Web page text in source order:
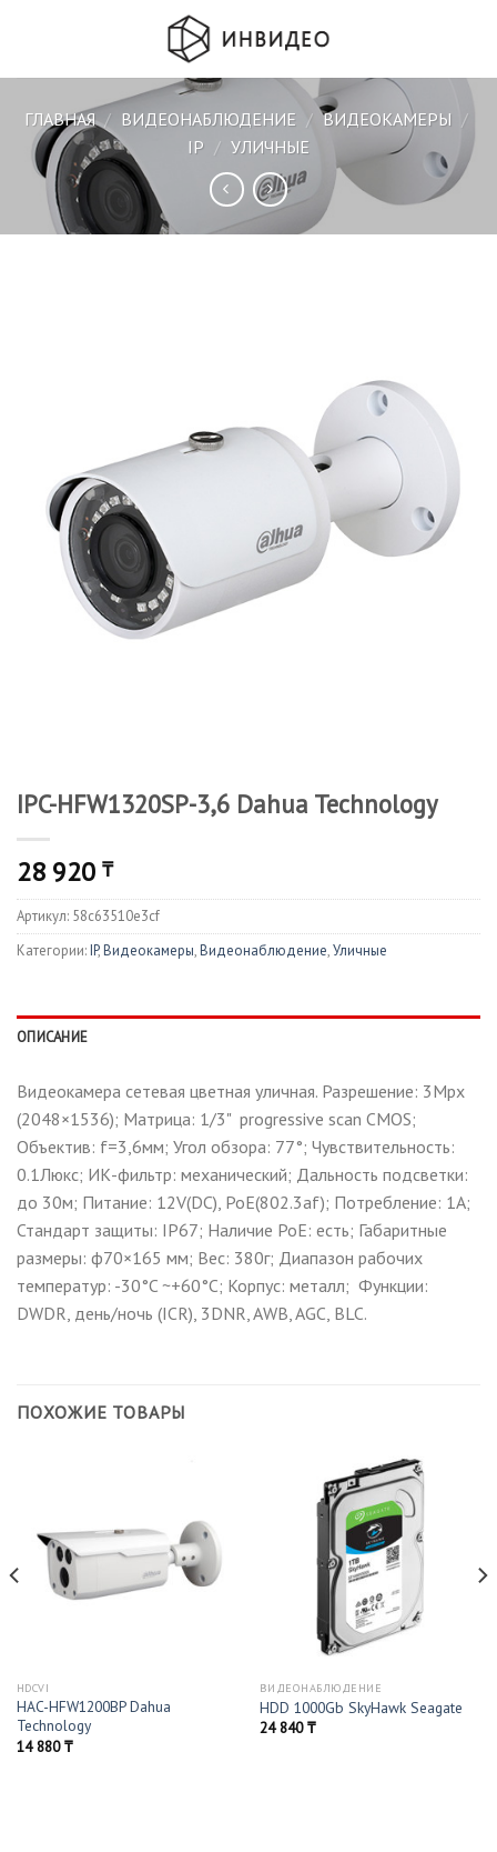
ГЛАВНАЯ / ВИДЕОНАБЛЮДЕНИЕ / ВИДЕОКАМЕРЫ /
IP / УЛИЧНЫЕ
IPC-HFW1320SP-3,6 Dahua Technology
28 920 ₸
Артикул: 58c63510e3cf
Категории:IP,Видеокамеры,Видеонаблюдение,Уличные
ОПИСАНИЕ
Видеокамера сетевая цветная уличная. Разрешение: 3Mpx
(2048×1536); Матрица: 1/3" progressive scan CMOS;
Объектив: f=3,6мм; Угол обзора: 77°; Чувствительность:
0.1Люкс; ИК-фильтр: механический; Дальность подсветки:
до 30м; Питание: 12V(DC), PoE(802.3af); Потребление: 1A;
Стандарт защиты: IP67; Наличие РоЕ: есть; Габаритные
размеры: ф70×165 мм; Вес: 380г; Диапазон рабочих
температур: -30°C ~+60°C; Корпус: металл; Функции:
DWDR, день/ночь (ICR), 3DNR, AWB, AGC, BLC.
ПОХОЖИЕ ТОВАРЫ
HDCVI
HAC-HFW1200BP Dahua
Technology
14 880₸
ВИДЕОНАБЛЮДЕНИЕ
HDD 1000Gb SkyHawk Seagate
24 840₸